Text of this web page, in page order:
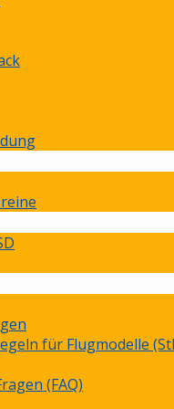
für Flugmodelle
(FAQ)